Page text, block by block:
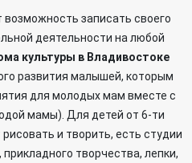
записать своего
деятельности на любой
культуры в Владивостоке
развития малышей, которым
для молодых мам вместе с
мамы). Для детей от 6-ти
и творить, есть студии
творчества, лепки,